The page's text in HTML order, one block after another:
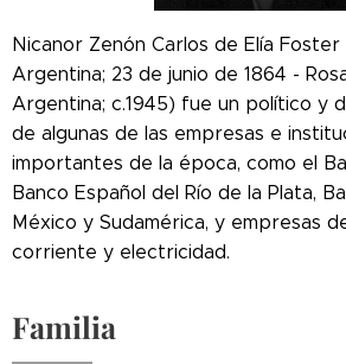
Nicanor Zenón Carlos de Elía Foster
Argentina; 23 de junio de 1864 -
Argentina; c.1945) fue un político y
de algunas de las empresas e
importantes de la época, como el
Banco Español del Río de la Plata,
México y Sudamérica, y empresas
corriente y electricidad.
Familia